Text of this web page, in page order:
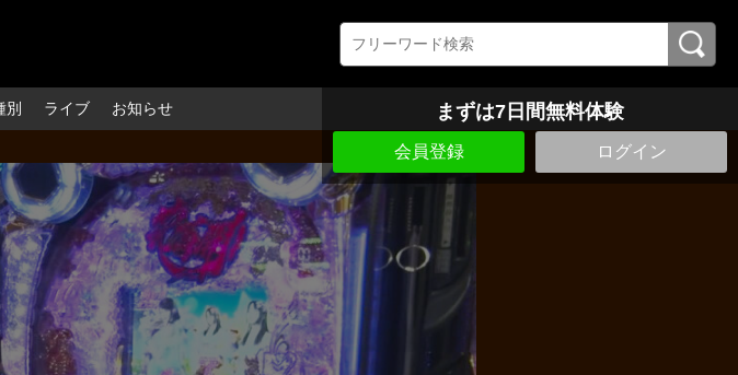
別 ライブ お知らせ まずは7日間無料体験
会員登録 ログイン